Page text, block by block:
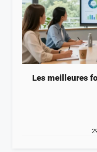
Les meilleures